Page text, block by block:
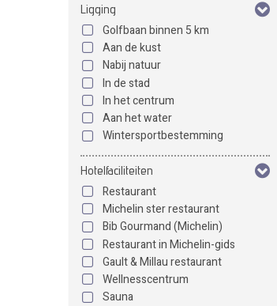
Ligging
Golfbaan binnen 5 km
Aan de kust
Nabij natuur
In de stad
In het centrum
Aan het water
Wintersportbestemming
Hotelfaciliteiten
Restaurant
Michelin ster restaurant
Bib Gourmand (Michelin)
Restaurant in Michelin-gids
Gault & Millau restaurant
Wellnesscentrum
Sauna